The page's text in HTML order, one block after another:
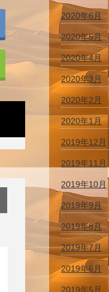
2020年6月
2020年5月
2020年4月
2020年3月
2020年2月
2020年1月
2019年12月
2019年11月
2019年10月
2019年9月
2019年8月
2019年7月
2019年6月
2019年5月